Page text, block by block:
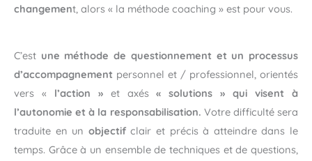
changement, alors « la méthode coaching » est pour vous.
C’est une méthode de questionnement et un processus
d’accompagnement personnel et / professionnel, orientés
vers « l’action »et axés« solutions » qui visent à
l’autonomie et à la responsabilisation. Votre difficulté sera
traduite en un objectifclair et précis à atteindre dans le
temps. Grâce à un ensemble de techniques et de questions,